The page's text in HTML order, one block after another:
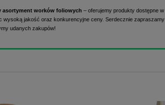
asortyment worków foliowych – oferujemy produkty dostępne w
wysoką jakość oraz konkurencyjne ceny. Serdecznie
udanych zakupów!